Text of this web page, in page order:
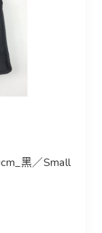
黑／Small
黑／Small